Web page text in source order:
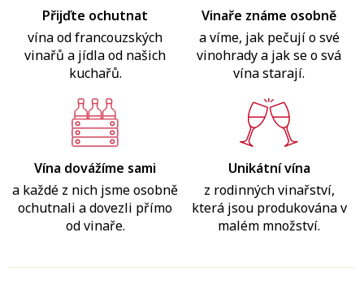
Přijďte ochutnat
vína od francouzských
vinařů a jídla od našich
kuchařů.
Vinaře známe osobně
a víme, jak pečují o své
vinohrady a jak se o svá
vína starají.
Vína dovážíme sami
a každé z nich jsme osobně
ochutnali a dovezli přímo
od vinaře.
Unikátní vína
z rodinných vinařství,
která jsou produkována v
malém množství.